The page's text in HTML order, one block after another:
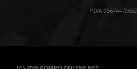
P.IVA 05674470652